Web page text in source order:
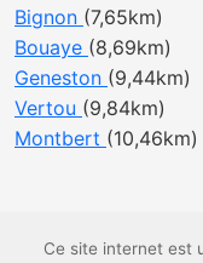
Bignon (7,65km)
Bouaye (8,69km)
Geneston (9,44km)
Vertou (9,84km)
Montbert (10,46km)
Ce site internet est